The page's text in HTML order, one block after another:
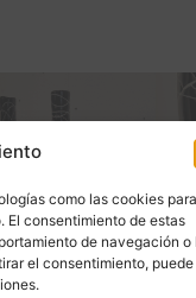
como las cookies para
El consentimiento de estas
de navegación o
el consentimiento, puede